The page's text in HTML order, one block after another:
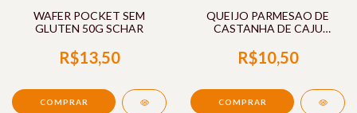
WAFER POCKET SEM
GLUTEN 50G SCHAR
R$13,50
QUEIJO PARMESAO DE
CASTANHA DE CAJU
R$10,50